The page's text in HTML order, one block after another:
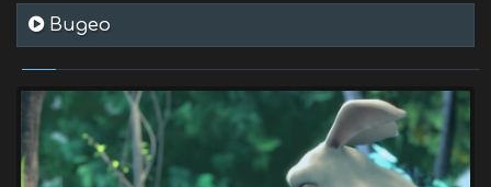
Видео